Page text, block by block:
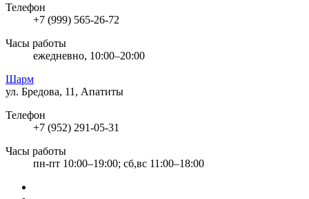
Телефон
+7 (999) 565-26-72
Часы работы
ежедневно, 10:00–20:00
Шарм
ул. Бредова, 11, Апатиты
Телефон
+7 (952) 291-05-31
Часы работы
пн-пт 10:00–19:00; сб,вс 11:00–18:00